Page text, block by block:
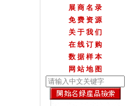
展 商 名 录
免 费 资 源
关 于 我 们
在 线 订 购
数 据 样 本
网 站 地 图